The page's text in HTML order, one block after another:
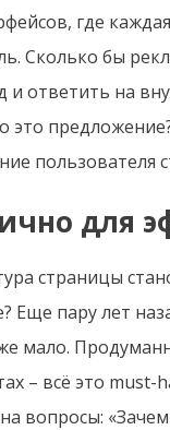
где
Сколько бы
и ответить на
это
пользователя
для
страницы
Еще пару лет
мало.
– всё это
вопросы: